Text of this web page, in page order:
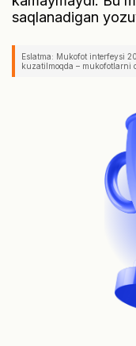
saqlanadigan
Eslatma: Mukofot interfeysi
kuzatilmoqda – mukofotlarni